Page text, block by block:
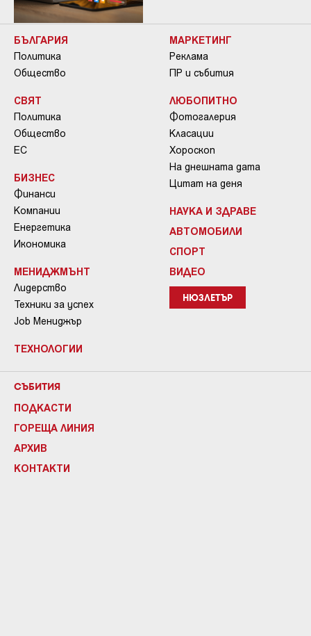
БЪЛГАРИЯ
Политика
Общество
СВЯТ
Политика
Общество
ЕС
БИЗНЕС
Финанси
Компании
Енергетика
Икономика
МЕНИДЖМЪНТ
Лидерство
Техники за успех
Job Мениджър
ТЕХНОЛОГИИ
МАРКЕТИНГ
Реклама
ПР и събития
ЛЮБОПИТНО
Фотогалерия
Класации
Хороскоп
На днешната дата
Цитат на деня
НАУКА И ЗДРАВЕ
АВТОМОБИЛИ
СПОРТ
ВИДЕО
НЮЗЛЕТЪР
СЪБИТИЯ
ПОДКАСТИ
ГОРЕЩА ЛИНИЯ
АРХИВ
КОНТАКТИ